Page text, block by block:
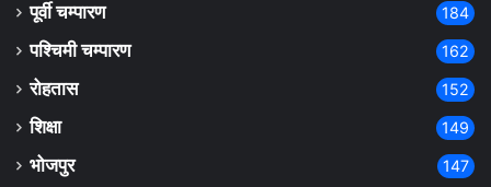
पूर्वी चम्पारण 184
पश्चिमी चम्पारण 162
रोहतास 152
शिक्षा 149
भोजपुर 147